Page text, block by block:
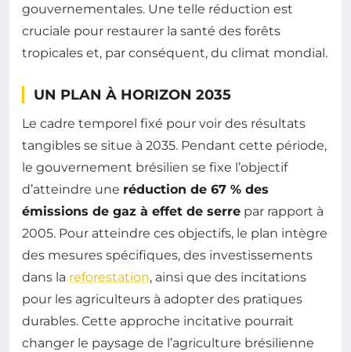
gouvernementales. Une telle réduction est
cruciale pour restaurer la santé des forêts
tropicales et, par conséquent, du climat mondial.
UN PLAN À HORIZON 2035
Le cadre temporel fixé pour voir des résultats
tangibles se situe à 2035. Pendant cette période,
le gouvernement brésilien se fixe l’objectif
d’atteindre une réduction de 67 % des
émissions de gaz à effet de serre par rapport à
2005. Pour atteindre ces objectifs, le plan intègre
des mesures spécifiques, des investissements
dans la reforestation, ainsi que des incitations
pour les agriculteurs à adopter des pratiques
durables. Cette approche incitative pourrait
changer le paysage de l’agriculture brésilienne